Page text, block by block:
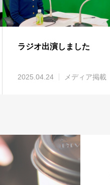
ラジオ出演しました
2025.04.24 メディア掲載